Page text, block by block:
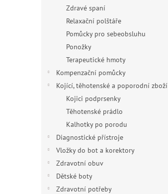
Zdravé spaní
Relaxační polštáře
Pomůcky pro sebeobsluhu
Ponožky
Terapeutické hmoty
Kompenzační pomůcky
Kojící, těhotenské a poporodní zboží
Kojici podprsenky
Těhotenské prádlo
Kalhotky po porodu
Diagnostické přístroje
Vložky do bot a korektory
Zdravotní obuv
Dětské boty
Zdravotní potřeby